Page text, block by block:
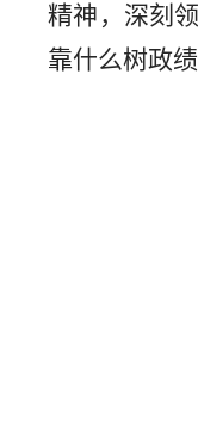
精神，深刻
靠什么树政绩